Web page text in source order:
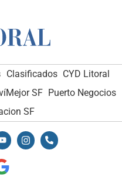
Clasificados CYD Litoral
SF Puerto Negocios
SF